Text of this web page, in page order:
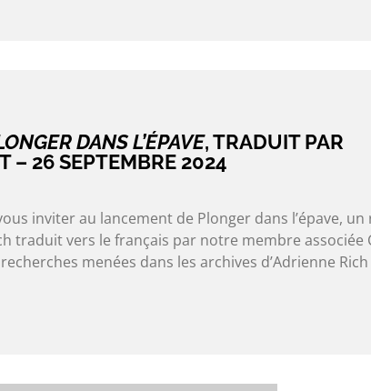
DANS L’ÉPAVE, TRADUIT PAR
– 26 SEPTEMBRE 2024
inviter au lancement de Plonger dans l’épave, un
traduit vers le français par notre membre associée
menées dans les archives d’Adrienne